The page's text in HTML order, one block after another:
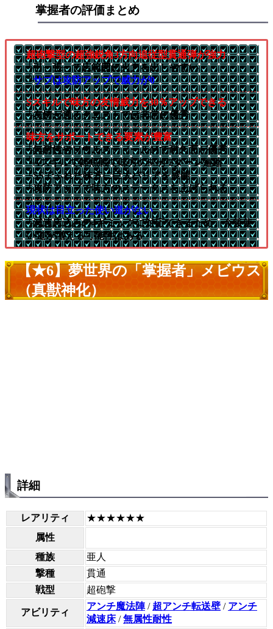
掌握者の評価まとめ
超砲撃型の超強鋭角3方向追従型貫通弾が強力
└引っ張って広範囲に火力を出しやすい
└サブは攻防アップで威力が0
Sスキルで味方の友情威力を30％アップできる
└友情が通るクエストでは非常に優秀
味方をサポートできる要素が豊富
└無耐性やソウルスティールMで耐久面が優秀
└Aスキルで雑魚戦で味方のSSが2ターン短縮
└SSでふれた味方に巨大バリアを展開
└攻防アップで味方のステータスを上げられる
現状は目立った使い道がない
└減速床込みの4ギミックに対応できるため、今後使
い道が増える可能性はある
【★6】夢世界の「掌握者」メビウス
（真獣神化）
詳細
レアリティ
★★★★★★
属性
種族
亜人
撃種
貫通
戦型
超砲撃
アビリティ
アンチ魔法陣/ 超アンチ転送壁 / アンチ
減速床/無属性耐性